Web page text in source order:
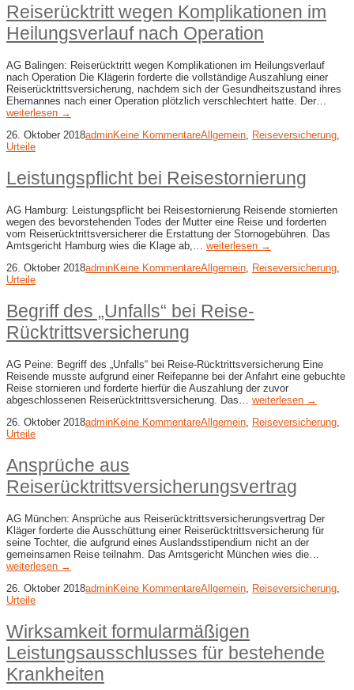
Reiserücktritt wegen Komplikationen im
Heilungsverlauf nach Operation
AG Balingen: Reiserücktritt wegen Komplikationen im Heilungsverlauf
nach Operation Die Klägerin forderte die vollständige Auszahlung einer
Reiserücktrittsversicherung, nachdem sich der Gesundheitszustand ihres
Ehemannes nach einer Operation plötzlich verschlechtert hatte. Der…
weiterlesen →
26. Oktober 2018adminKeine KommentareAllgemein Reiseversicherung
Urteile
Leistungspflicht bei Reisestornierung
AG Hamburg: Leistungspflicht bei Reisestornierung Reisende stornierten
wegen des bevorstehenden Todes der Mutter eine Reise und forderten
vom Reiserücktrittsversicherer die Erstattung der Stornogebühren. Das
Amtsgericht Hamburg wies die Klage ab,… weiterlesen →
26. Oktober 2018adminKeine KommentareAllgemein Reiseversicherung
Urteile
Begriff des „Unfalls“ bei Reise-​
Rücktrittsversicherung
AG Peine: Begriff des „Unfalls“ bei Reise-​Rücktrittsversicherung Eine
Reisende musste aufgrund einer Reifepanne bei der Anfahrt eine gebuchte
Reise stornieren und forderte hierfür die Auszahlung der zuvor
abgeschlossenen Reiserücktrittsversicherung. Das… weiterlesen →
26. Oktober 2018adminKeine KommentareAllgemein, Reiseversicherung,
Urteile
Ansprüche aus
Reiserücktrittsversicherungsvertrag
AG München: Ansprüche aus Reiserücktrittsversicherungsvertrag Der
Kläger forderte die Ausschüttung einer Reiserücktrittsversicherung für
seine Tochter, die aufgrund eines Auslandsstipendium nicht an der
gemeinsamen Reise teilnahm. Das Amtsgericht München wies die…
weiterlesen →
26. Oktober 2018adminKeine KommentareAllgemein, Reiseversicherung,
Urteile
Wirksamkeit formularmäßigen
Leistungsausschlusses für bestehende
Krankheiten